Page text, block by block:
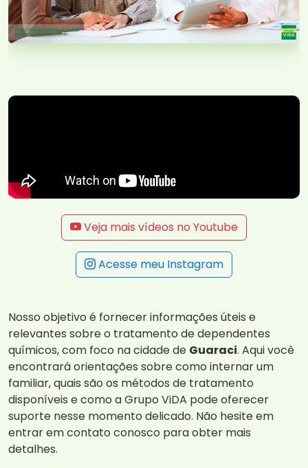
Veja mais vídeos no Youtube
Acesse meu Instagram
Nosso objetivo é fornecer informações úteis e
relevantes sobre o tratamento de dependentes
químicos, com foco na cidade de Guaraci. Aqui você
encontrará orientações sobre como internar um
familiar, quais são os métodos de tratamento
disponíveis e como a Grupo ViDA pode oferecer
suporte nesse momento delicado. Não hesite em
entrar em contato conosco para obter mais
detalhes.